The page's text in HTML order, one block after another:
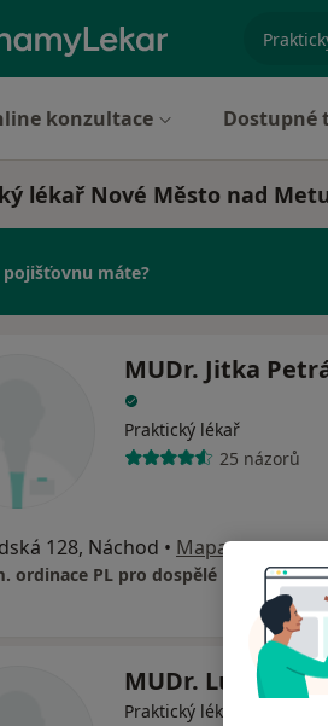
konzultace Dostupné
lékař Nové Město nad
pojišťovnu máte?
MUDr. Jitka
Praktický lékař
25 názorů
128, Náchod • Mapa
ordinace PL pro dospělé
MUDr. Lukáš
Praktický lékař